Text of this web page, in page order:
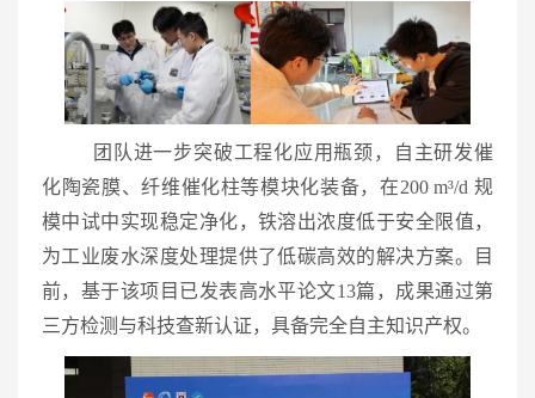
团队进一步突破工程化应用瓶颈，自主研发催
化陶瓷膜、纤维催化柱等模块化装备，在200 m³/d 规
模中试中实现稳定净化，铁溶出浓度低于安全限值，
为工业废水深度处理提供了低碳高效的解决方案。目
前，基于该项目已发表高水平论文13篇，成果通过第
三方检测与科技查新认证，具备完全自主知识产权。